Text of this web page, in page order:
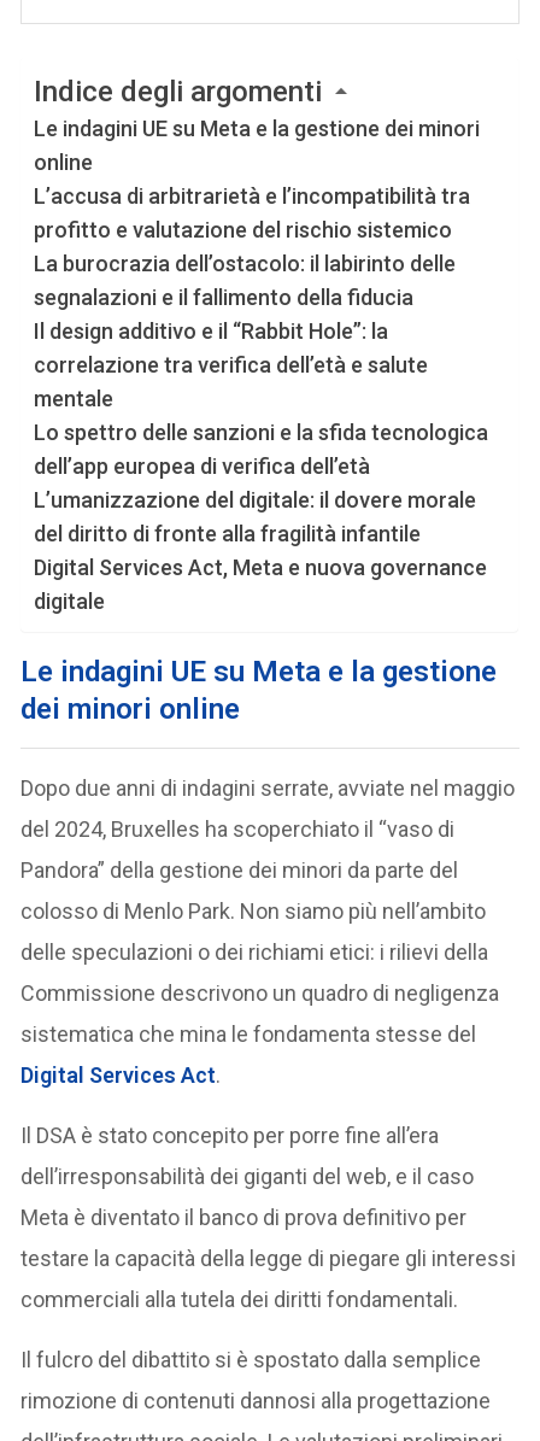
Indice degli argomenti
Le indagini UE su Meta e la gestione dei minori
online
L’accusa di arbitrarietà e l’incompatibilità tra
profitto e valutazione del rischio sistemico
La burocrazia dell’ostacolo: il labirinto delle
segnalazioni e il fallimento della fiducia
Il design additivo e il “Rabbit Hole”: la
correlazione tra verifica dell’età e salute
mentale
Lo spettro delle sanzioni e la sfida tecnologica
dell’app europea di verifica dell’età
L’umanizzazione del digitale: il dovere morale
del diritto di fronte alla fragilità infantile
Digital Services Act, Meta e nuova governance
digitale
Le indagini UE su Meta e la gestione
dei minori online
Dopo due anni di indagini serrate, avviate nel maggio
del 2024, Bruxelles ha scoperchiato il “vaso di
Pandora” della gestione dei minori da parte del
colosso di Menlo Park. Non siamo più nell’ambito
delle speculazioni o dei richiami etici: i rilievi della
Commissione descrivono un quadro di negligenza
sistematica che mina le fondamenta stesse del
Digital Services Act.
Il DSA è stato concepito per porre fine all’era
dell’irresponsabilità dei giganti del web, e il caso
Meta è diventato il banco di prova definitivo per
testare la capacità della legge di piegare gli interessi
commerciali alla tutela dei diritti fondamentali.
Il fulcro del dibattito si è spostato dalla semplice
rimozione di contenuti dannosi alla progettazione